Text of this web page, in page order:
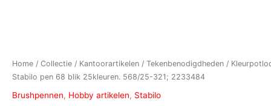
Home / Collectie / Kantoorartikelen / Tekenbenodigdheden /
Stabilo pen 68 blik 25kleuren. 568/25-321; 2233484
Brushpennen, Hobby artikelen, Stabilo